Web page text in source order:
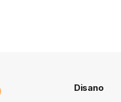
Disano